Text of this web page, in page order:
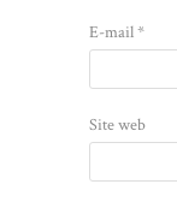
E-mail*
Site web